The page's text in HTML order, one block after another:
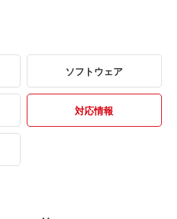
ソフトウェア
対応情報